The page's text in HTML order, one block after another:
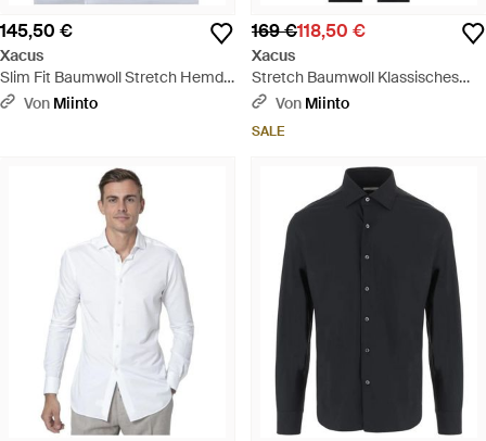
145,50 €
Xacus
Slim Fit Baumwoll Stretch Hemd
Mit Kleinem Französischem
Von Miinto
169 €118,50 €
Xacus
Stretch Baumwoll Klassisches
Hemd - Schwarz
Von Miinto
SALE